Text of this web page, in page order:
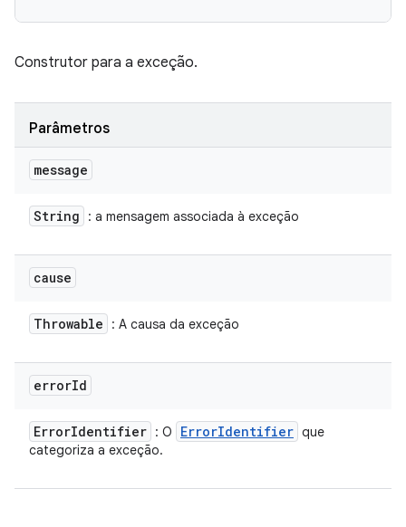
Construtor para a exceção.
Parâmetros
message
String : a mensagem associada à exceção
cause
Throwable : A causa da exceção
errorId
ErrorIdentifier : O ErrorIdentifier que
categoriza a exceção.